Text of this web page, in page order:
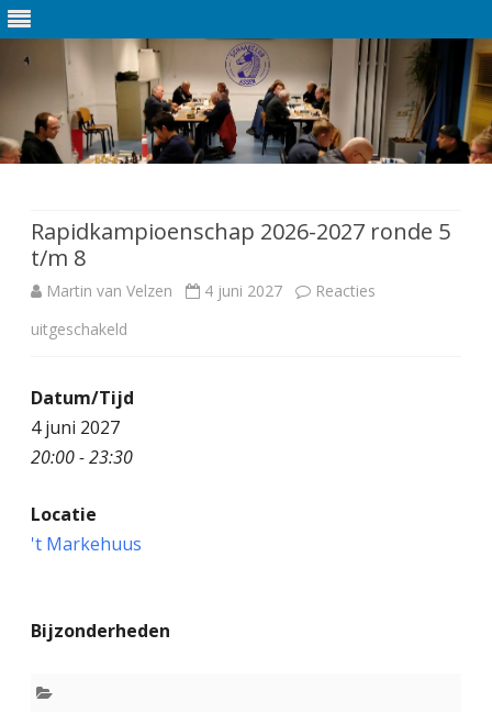
de
inhoud
Rapidkampioenschap 2026-2027 ronde 5
t/m 8
Martin van Velzen 4 juni 2027
Reacties
uitgeschakeld
o
d
Datum/Tijd
4 juni 2027
20:00 - 23:30
Locatie
't Markehuus
Bijzonderheden